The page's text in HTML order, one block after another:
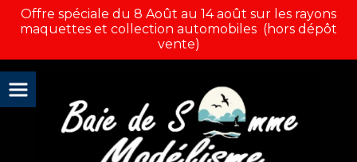
Offre spéciale du 8 Août au 14 août sur les rayons
maquettes et collection automobiles (hors dépôt
vente)
Panneau de gestion des cookies